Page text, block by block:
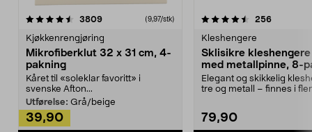
3809anmeldelser(9,97/stk)
Kjøkkenrengjøring
Mikrofiberklut 32 x 31 cm, 4-
pakning
Kåret til «soleklar favoritt» i
svenske Afton...
Utførelse: Grå/beige
39,90
4.5av 5 stjerner 256
Kleshengere
Sklisikre
med metallpinne, 8-
Elegant og skikkelig
tre og metall – finnes i
79,90
4.5av 5 stjerner